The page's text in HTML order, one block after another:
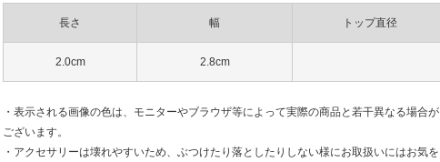
長さ 幅 トップ直径
2.0cm 2.8cm
・表示される画像の色は、モニターやブラウザ等によって実際の商品と若干異なる場合が
ございます。
・アクセサリーは壊れやすいため、ぶつけたり落としたりしない様にお取扱いにはお気を